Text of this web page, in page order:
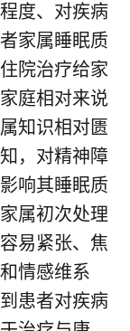
度、对疾病
家属睡眠质
院治疗给家
庭相对来说
知识相对匮
，对精神障
响其睡眠质
属初次处理
易紧张、焦
情感维系
患者对疾病